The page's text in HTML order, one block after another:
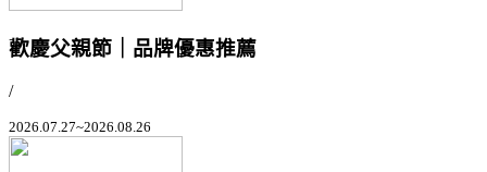
歡慶父親節｜品牌優惠推薦
/
2026.07.27~2026.08.26